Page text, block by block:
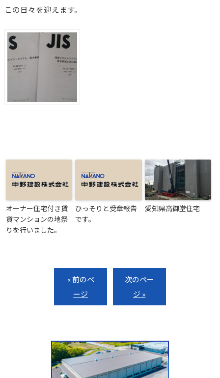
この日々を迎えます。
オーナー住宅付き賃
貸マンションの地祭
りを行いました。
ひっそりと受章報告
です。
愛知県高御堂住宅
« 前のペ
ージ
次のペー
ジ »